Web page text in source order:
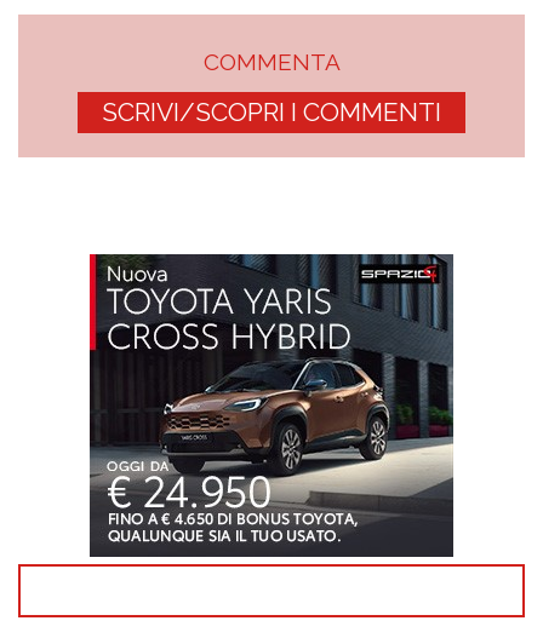
COMMENTA
SCRIVI/SCOPRI I COMMENTI